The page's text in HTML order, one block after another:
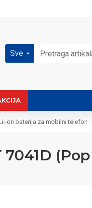
Sve
ion baterija za mobilni telefon
7041D